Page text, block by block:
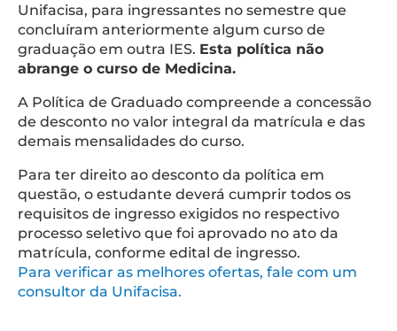
Unifacisa, para ingressantes no semestre que
concluíram anteriormente algum curso de
graduação em outra IES. Esta política não
abrange o curso de Medicina.
A Política de Graduado compreende a concessão
de desconto no valor integral da matrícula e das
demais mensalidades do curso.
Para ter direito ao desconto da política em
questão, o estudante deverá cumprir todos os
requisitos de ingresso exigidos no respectivo
processo seletivo que foi aprovado no ato da
matrícula, conforme edital de ingresso.
Para verificar as melhores ofertas, fale com um
consultor da Unifacisa.